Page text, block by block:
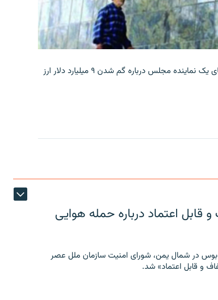
بانک مرکزی ایران روز جمعه با انتشار اطلاعیه‌ای، گفته‌های یک نماینده مجلس درباره گم شدن ۹ میلیارد دلار ارز
اعتماد درباره حمله هوایی
در شمال یمن، شورای امنیت سازمان ملل عصر
و قابل اعتماد» شد.